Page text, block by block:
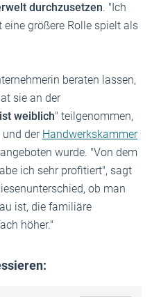
durchzusetzen. "Ich
größere Rolle spielt als
beraten lassen,
sie an der
weiblich" teilgenommen,
und der Handwerkskammer
wurde. "Von dem
ich sehr profitiert", sagt
ob man
ist, die familiäre
höher."